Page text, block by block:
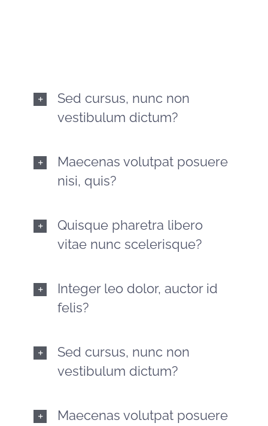
Sed cursus, nunc non
vestibulum dictum?
Maecenas volutpat posuere
nisi, quis?
Quisque pharetra libero
vitae nunc scelerisque?
Integer leo dolor, auctor id
felis?
Sed cursus, nunc non
vestibulum dictum?
Maecenas volutpat posuere